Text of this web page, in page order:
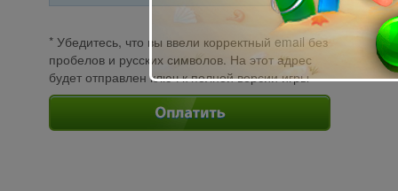
* Убедитесь, что вы ввели корректный email без
пробелов и русских символов. На этот адрес
будет отправлен ключ к полной версии игры